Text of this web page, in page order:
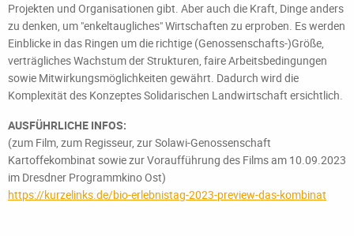
Projekten und Organisationen gibt. Aber auch die Kraft, Dinge anders
zu denken, um "enkeltaugliches" Wirtschaften zu erproben. Es werden
Einblicke in das Ringen um die richtige (Genossenschafts-)Größe,
verträgliches Wachstum der Strukturen, faire Arbeitsbedingungen
sowie Mitwirkungsmöglichkeiten gewährt. Dadurch wird die
Komplexität des Konzeptes Solidarischen Landwirtschaft ersichtlich.
AUSFÜHRLICHE INFOS:
(zum Film, zum Regisseur, zur Solawi-Genossenschaft
Kartoffekombinat sowie zur Voraufführung des Films am 10.09.2023
im Dresdner Programmkino Ost)
https://kurzelinks.de/bio-erlebnistag-2023-preview-das-kombinat